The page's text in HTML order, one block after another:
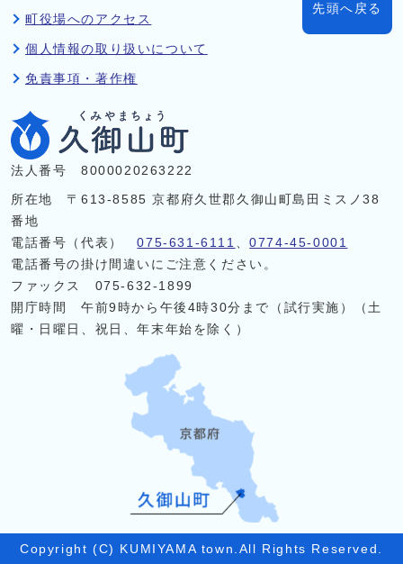
先頭へ戻る
町役場へのアクセス
個人情報の取り扱いについて
免責事項・著作権
法人番号 8000020263222
所在地 〒613-8585 京都府久世郡久御山町島田ミスノ38
番地
電話番号（代表）075-631-6111 、0774-45-0001
電話番号の掛け間違いにご注意ください。
ファックス 075-632-1899
開庁時間 午前9時から午後4時30分まで（試行実施）（土
曜・日曜日、祝日、年末年始を除く）
Copyright (C) KUMIYAMA town.All Rights Reserved.